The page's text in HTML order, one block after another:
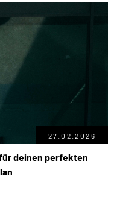
27.02.2026
deinen perfekten